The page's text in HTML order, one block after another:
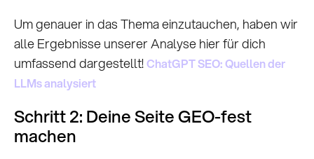
Um genauer in das Thema einzutauchen, haben wir
alle Ergebnisse unserer Analyse hier für dich
umfassend dargestellt!ChatGPT SEO: Quellen der
LLMs analysiert
Schritt 2: Deine Seite GEO-fest
machen